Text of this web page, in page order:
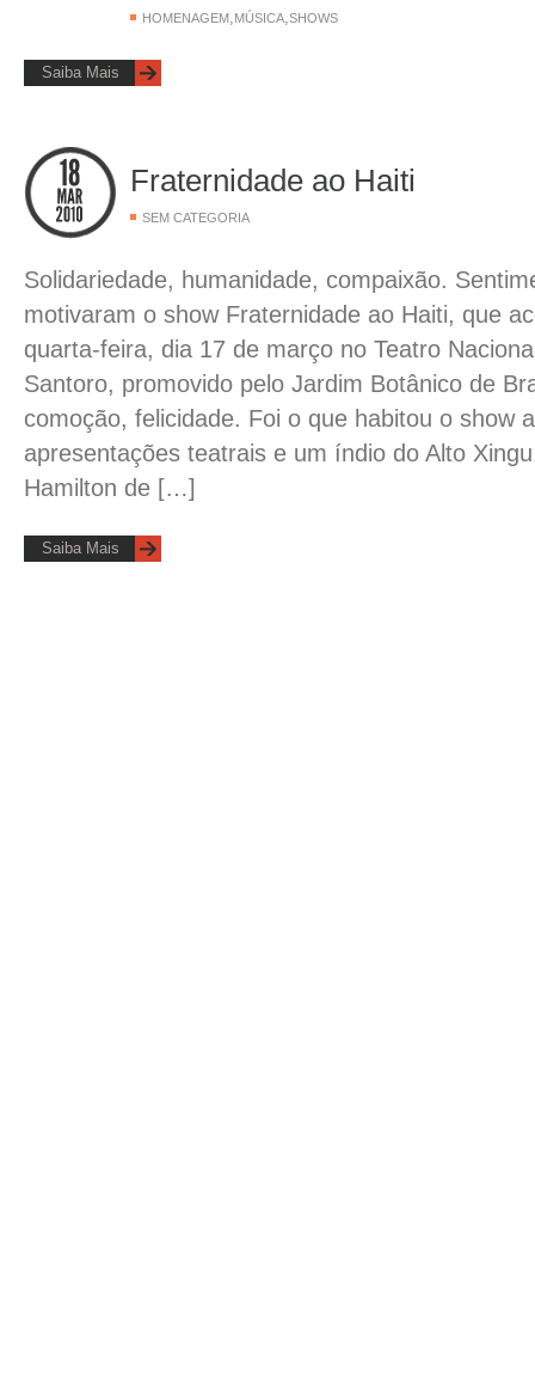
HOMENAGEM MÚSICA SHOWS
Saiba Mais
Fraternidade ao Haiti
SEM CATEGORIA
Solidariedade, humanidade, compaixão.
motivaram o show Fraternidade ao Haiti, que
quarta-feira, dia 17 de março no Teatro
Santoro, promovido pelo Jardim Botânico de
comoção, felicidade. Foi o que habitou o show
apresentações teatrais e um índio do Alto
Hamilton de […]
Saiba Mais